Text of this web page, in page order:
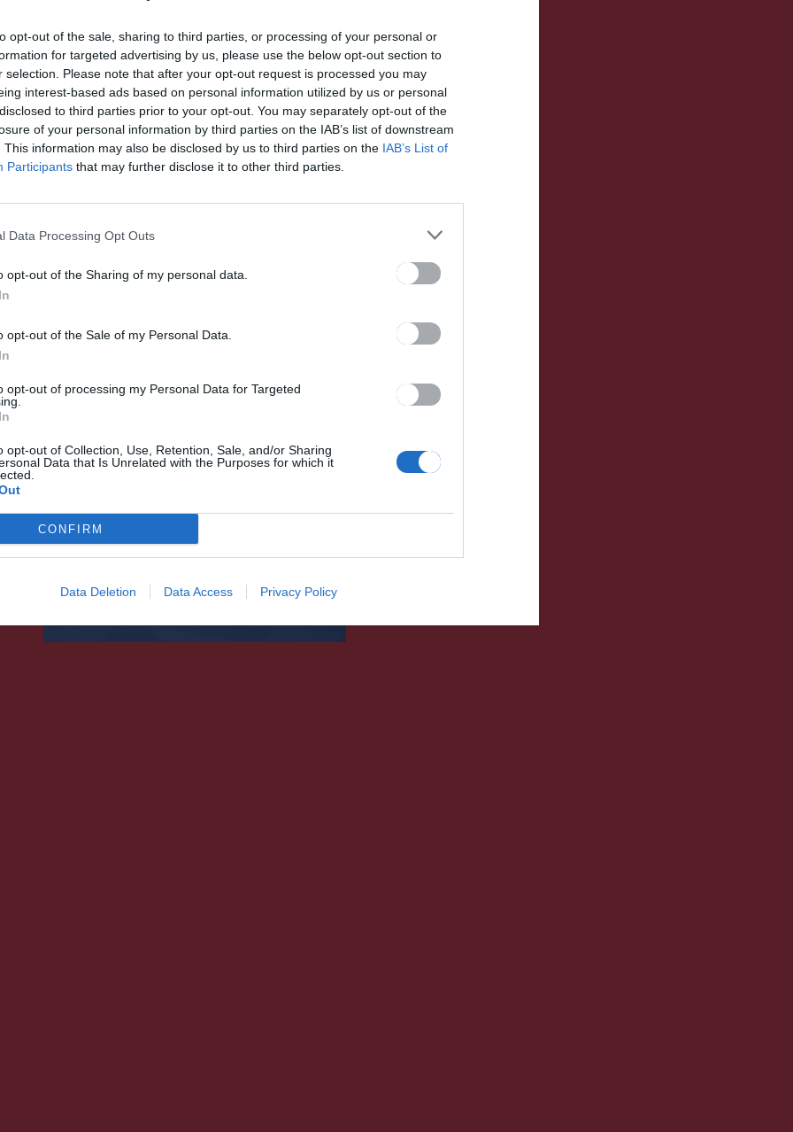
opt-out of the sale, sharing to third parties, or processing of your personal or
for targeted advertising by us, please use the below opt-out section to
selection. Please note that after your opt-out request is processed you may
interest-based ads based on personal information utilized by us or personal
to third parties prior to your opt-out. You may separately opt-out of the
of your personal information by third parties on the IAB’s list of downstream
This information may also be disclosed by us to third parties on the IAB’s List of
Participants that may further disclose it to other third parties.
Data Processing Opt Outs
opt-out of the Sharing of my personal data.
opt-out of the Sale of my Personal Data.
opt-out of processing my Personal Data for Targeted
opt-out of Collection, Use, Retention, Sale, and/or Sharing
Data that Is Unrelated with the Purposes for which it
CONFIRM
Data Deletion Data Access Privacy Policy
akár napi szinten találkozunk, akiktől
pluszt, egy igazi mosolyt, akikről azt
a szikra és nem életuntan, kedvetlenül
ki a köszönőleveleket.
Kampány a csalás
B9-csúcstalálkozó: erősebb
NATO-jelenlétre van szükség
a régióban